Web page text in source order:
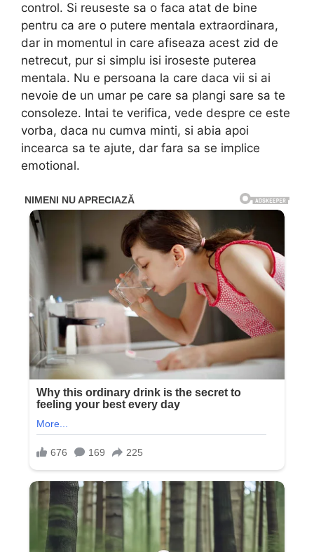
control. Si reuseste sa o faca atat de bine
pentru ca are o putere mentala extraordinara,
dar in momentul in care afiseaza acest zid de
netrecut, pur si simplu isi iroseste puterea
mentala. Nu e persoana la care daca vii si ai
nevoie de un umar pe care sa plangi sare sa te
consoleze. Intai te verifica, vede despre ce este
vorba, daca nu cumva minti, si abia apoi
incearca sa te ajute, dar fara sa se implice
emotional.